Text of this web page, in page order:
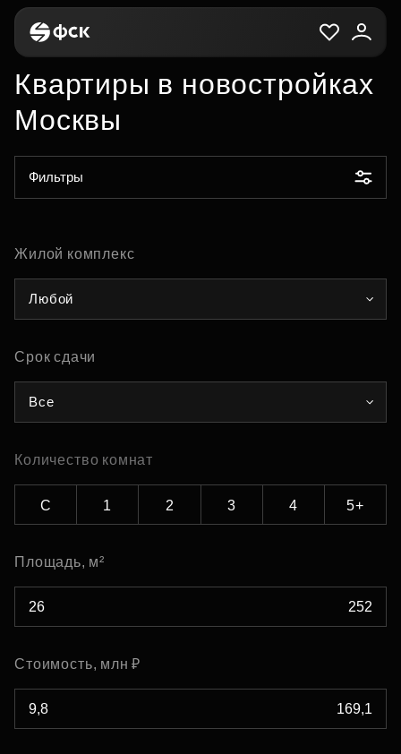
Квартиры в новостройках
Москвы
Фильтры
Жилой комплекс
Любой
Срок сдачи
Все
Количество комнат
С 1 2 3 4 5+
Площадь, м²
Стоимость, млн ₽